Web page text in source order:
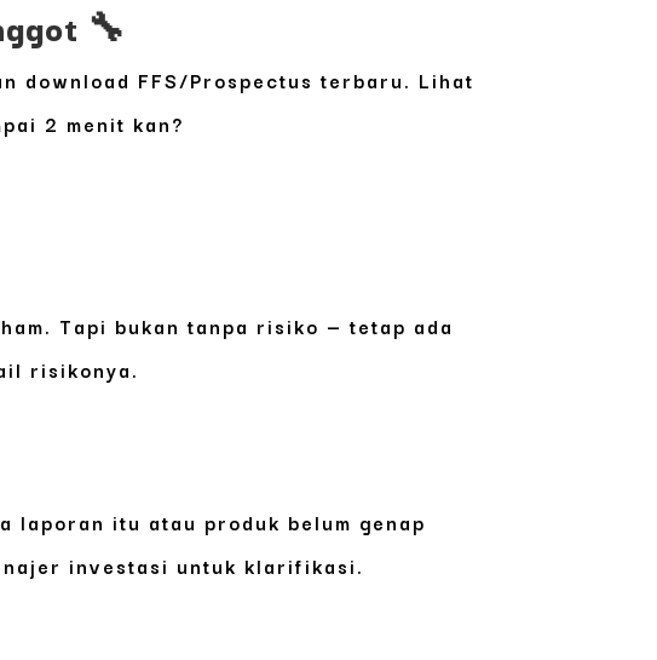
🔧
download FFS/Prospectus terbaru. Lihat
2 menit kan?
Tapi bukan tanpa risiko — tetap ada
risikonya.
laporan itu atau produk belum genap
investasi untuk klarifikasi.